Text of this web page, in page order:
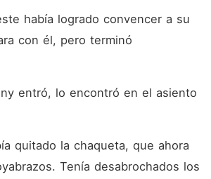
había logrado convencer a su
con él, pero terminó
entró, lo encontró en el asiento
quitado la chaqueta, que ahora
Tenía desabrochados los